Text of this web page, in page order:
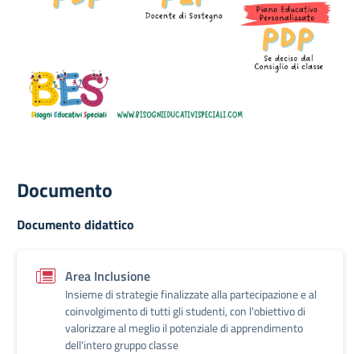
Documento
Documento didattico
Area Inclusione
Insieme di strategie finalizzate alla partecipazione e al
coinvolgimento di tutti gli studenti, con l'obiettivo di
valorizzare al meglio il potenziale di apprendimento
dell'intero gruppo classe